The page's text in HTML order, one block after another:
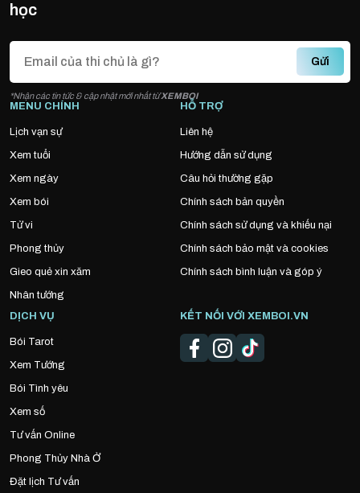
học
Gửi
*Nhận các tin tức & cập nhật mới nhất từXEMBOI
MENU CHÍNH
Lịch vạn sự
Xem tuổi
Xem ngày
Xem bói
Tử vi
Phong thủy
Gieo quẻ xin xăm
Nhân tướng
HỖ TRỢ
Liên hệ
Hướng dẫn sử dụng
Câu hỏi thường gặp
Chính sách bản quyền
Chính sách sử dụng và khiếu nại
Chính sách bảo mật và cookies
Chính sách bình luận và góp ý
DỊCH VỤ
Bói Tarot
Xem Tướng
Bói Tình yêu
Xem số
Tư vấn Online
Phong Thủy Nhà Ở
Đặt lịch Tư vấn
KẾT NỐI VỚI XEMBOI.VN